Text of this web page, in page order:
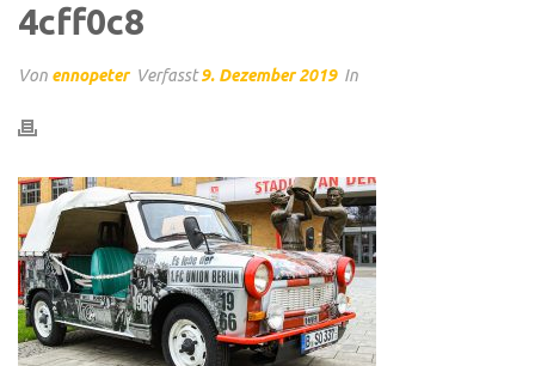
4cff0c8
Von ennopeter Verfasst9. Dezember 2019 In